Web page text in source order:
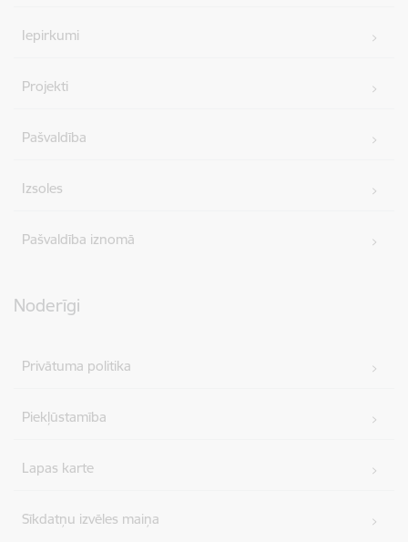
Iepirkumi
Projekti
Pašvaldība
Izsoles
Pašvaldība iznomā
Noderīgi
Privātuma politika
Piekļūstamība
Lapas karte
Sīkdatņu izvēles maiņa